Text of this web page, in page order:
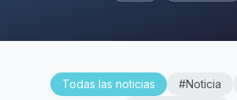
Todas las noticias #Noticia